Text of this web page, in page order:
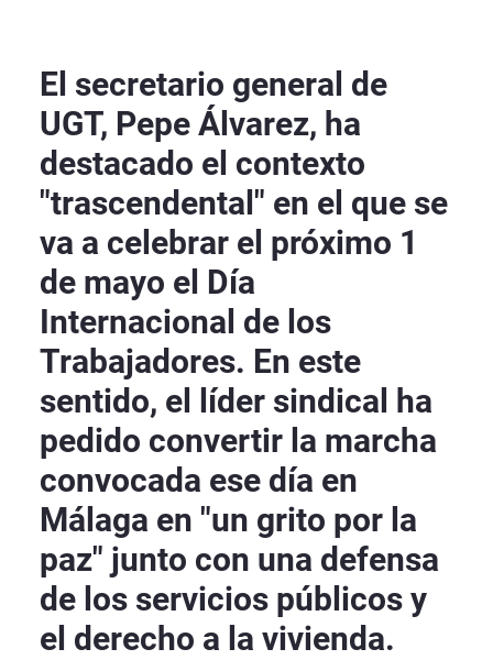
El secretario general de
UGT, Pepe Álvarez, ha
destacado el contexto
"trascendental" en el que se
va a celebrar el próximo 1
de mayo el Día
Internacional de los
Trabajadores. En este
sentido, el líder sindical ha
pedido convertir la marcha
convocada ese día en
Málaga en "un grito por la
paz" junto con una defensa
de los servicios públicos y
el derecho a la vivienda.